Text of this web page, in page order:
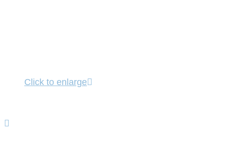
Click to enlarge